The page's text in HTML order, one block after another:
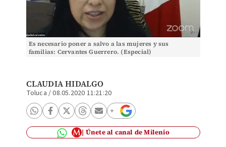
Es necesario poner a salvo a las mujeres y sus
familias: Cervantes Guerrero. (Especial)
CLAUDIA HIDALGO
Toluca /08.05.2020 11:21:20
Únete al canal de Milenio